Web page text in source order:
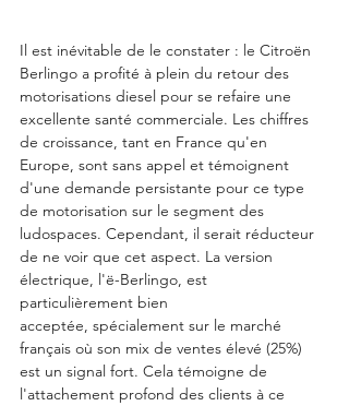
Il est inévitable de le constater : le Citroën
Berlingo a profité à plein du retour des
motorisations diesel pour se refaire une
excellente santé commerciale. Les chiffres
de croissance, tant en France qu'en
Europe, sont sans appel et témoignent
d'une demande persistante pour ce type
de motorisation sur le segment des
ludospaces. Cependant, il serait réducteur
de ne voir que cet aspect. La version
électrique, l'ë-Berlingo, est
particulièrement bien
acceptée, spécialement sur le marché
français où son mix de ventes élevé (25%)
est un signal fort. Cela témoigne de
l'attachement profond des clients à ce